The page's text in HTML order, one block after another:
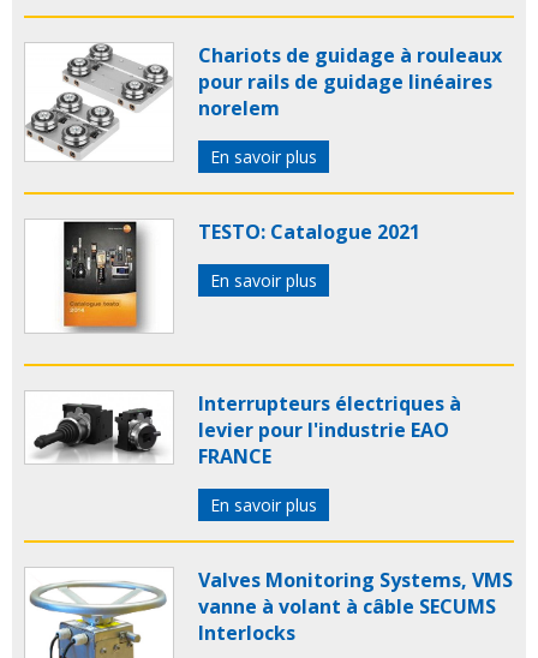
Chariots de guidage à rouleaux
pour rails de guidage linéaires
norelem
En savoir plus
TESTO: Catalogue 2021
En savoir plus
Interrupteurs électriques à
levier pour l'industrie EAO
FRANCE
En savoir plus
Valves Monitoring Systems, VMS
vanne à volant à câble SECUMS
Interlocks